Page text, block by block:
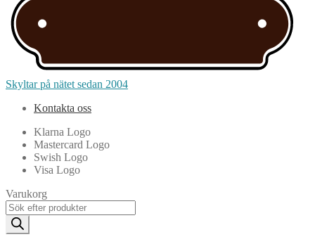
Skyltar på nätet sedan 2004
Kontakta oss
Klarna Logo
Mastercard Logo
Swish Logo
Visa Logo
Varukorg
Products
search